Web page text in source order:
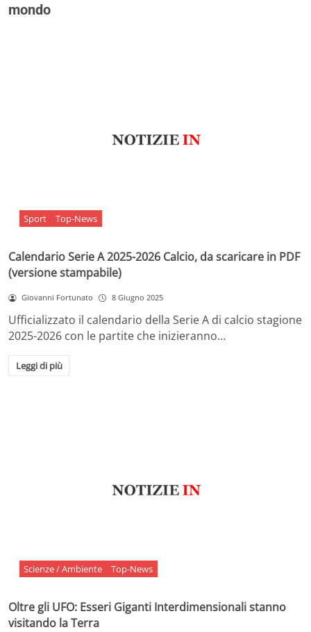
mondo
Sport Top-News
Calendario Serie A 2025-2026 Calcio, da scaricare in PDF
(versione stampabile)
Giovanni Fortunato 8 Giugno 2025
Ufficializzato il calendario della Serie A di calcio stagione
2025-2026 con le partite che inizieranno…
Leggi di più
Scienze / Ambiente Top-News
Oltre gli UFO: Esseri Giganti Interdimensionali stanno
visitando la Terra